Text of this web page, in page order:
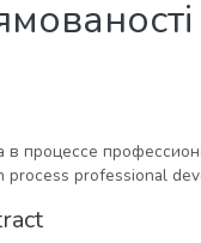
процессе
process professional